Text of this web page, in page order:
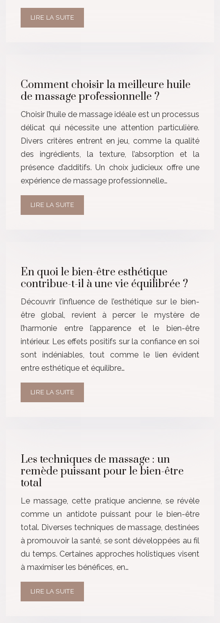
LIRE LA SUITE
Comment choisir la meilleure huile
de massage professionnelle ?
Choisir l’huile de massage idéale est un processus
délicat qui nécessite une attention particulière.
Divers critères entrent en jeu, comme la qualité
des ingrédients, la texture, l’absorption et la
présence d’additifs. Un choix judicieux offre une
expérience de massage professionnelle…
LIRE LA SUITE
En quoi le bien-être esthétique
contribue-t-il à une vie équilibrée ?
Découvrir l’influence de l’esthétique sur le bien-
être global, revient à percer le mystère de
l’harmonie entre l’apparence et le bien-être
intérieur. Les effets positifs sur la confiance en soi
sont indéniables, tout comme le lien évident
entre esthétique et équilibre…
LIRE LA SUITE
Les techniques de massage : un
remède puissant pour le bien-être
total
Le massage, cette pratique ancienne, se révèle
comme un antidote puissant pour le bien-être
total. Diverses techniques de massage, destinées
à promouvoir la santé, se sont développées au fil
du temps. Certaines approches holistiques visent
à maximiser les bénéfices, en…
LIRE LA SUITE